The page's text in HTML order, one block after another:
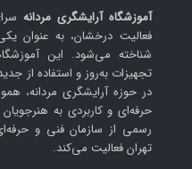
آموزشگاه آرایشگری مردانه
فعالیت درخشان، به عنوان
شناخته می‌شود. این
تجهیزات به‌روز و استفاده از
در حوزه آرایشگری مردانه،
حرفه‌ای و کاربردی به
رسمی از سازمان فنی و
تهران فعالیت می‌کند.